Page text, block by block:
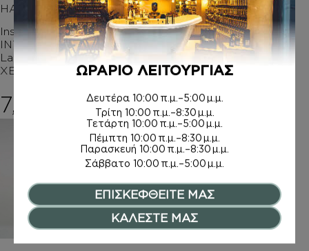
HAND CREAM
Inspired by LIBRE
INTENSE- Yves Saint
Laurent ΚΡΕΜΑ
ΧΕΡΙΩΝ
7,50
ΑΦΡΟΛΟΥΤΡΑ
Inspired by LIBRE
INTENSE
6,00€ –
8,00€Price
ΩΡΑΡΙΟ ΛΕΙΤΟΥΡΓΙΑΣ
Δευτέρα 10:00 π.μ.–5:00 μ.μ.
Τρίτη 10:00 π.μ.–8:30 μ.μ.
Τετάρτη 10:00 π.μ.–5:00 μ.μ.
Πέμπτη 10:00 π.μ.–8:30 μ.μ.
Παρασκευή 10:00 π.μ.–8:30 μ.μ.
Σάββατο 10:00 π.μ.–5:00 μ.μ.
ΕΠΙΣΚΕΦΘΕΙΤΕ ΜΑΣ
ΚΑΛΕΣΤΕ ΜΑΣ